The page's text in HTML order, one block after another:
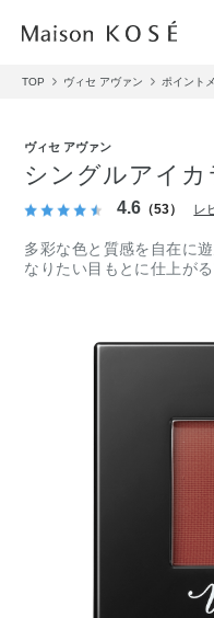
TOP ヴィセ アヴァン ポイント
ヴィセ アヴァン
シングルアイカ
4.6 （53） レ
多彩な色と質感を自在に
なりたい目もとに仕上がる